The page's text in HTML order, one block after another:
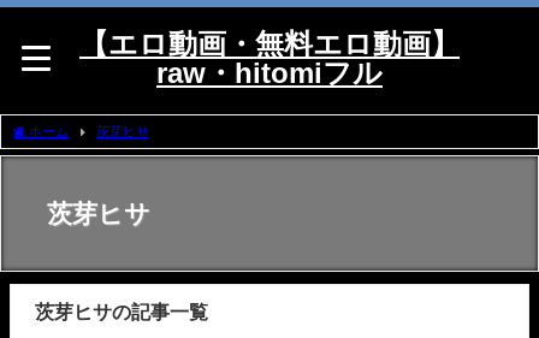
【エロ動画・無料エロ動画】
raw・hitomiフル
ホーム 茨芽ヒサ
茨芽ヒサ
茨芽ヒサの記事一覧